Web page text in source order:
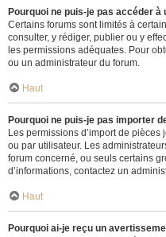
Pourquoi ne puis-je pas accéder à
Certains forums sont limités à
consulter, y rédiger, publier ou y
les permissions adéquates. Pour
ou un administrateur du forum.
Haut
Pourquoi ne puis-je pas importer
Les permissions d’import de
ou par utilisateur. Les
forum concerné, ou seuls certains
d’informations, contactez un
Haut
Pourquoi ai-je reçu un